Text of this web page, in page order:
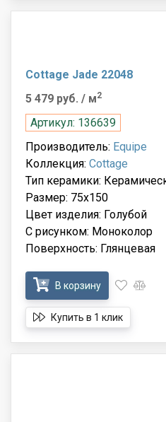
Cottage Jade 22048
5 479 руб. / м2
Артикул: 136639
Производитель: Equipe
Коллекция: Cottage
Тип керамики:
Размер: 75x150
Цвет изделия: Голубой
С рисунком: Моноколор
Поверхность: Глянцевая
В корзину
Купить в 1 клик